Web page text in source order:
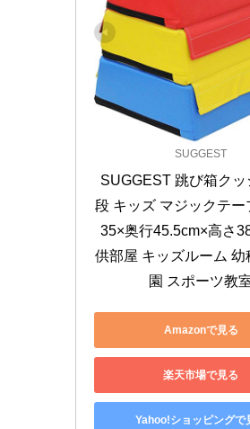
SUGGEST
SUGGEST 跳び箱クッ
段 キッズ マジックテー
35×奥行45.5cm×高さ
供部屋 キッズルーム 幼
園 スポーツ教
Amazonで見る
楽天市場で見る
Yahoo!ショッピングで